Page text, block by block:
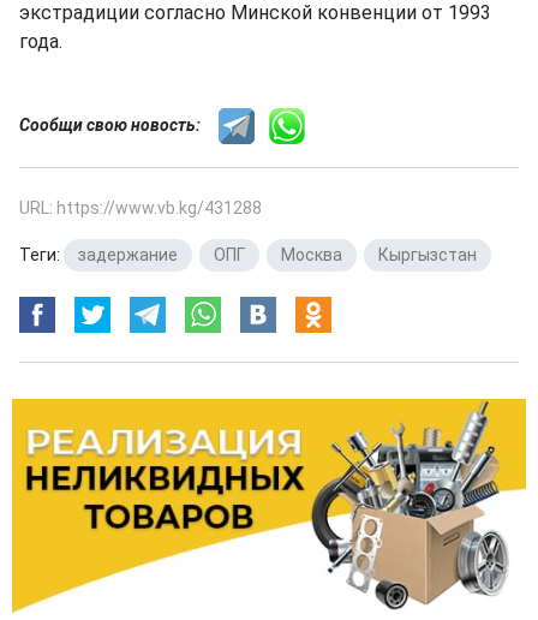
экстрадиции согласно Минской конвенции от 1993
года.
Сообщи свою новость:
URL: https://www.vb.kg/431288
Теги: задержание ОПГ Москва Кыргызстан